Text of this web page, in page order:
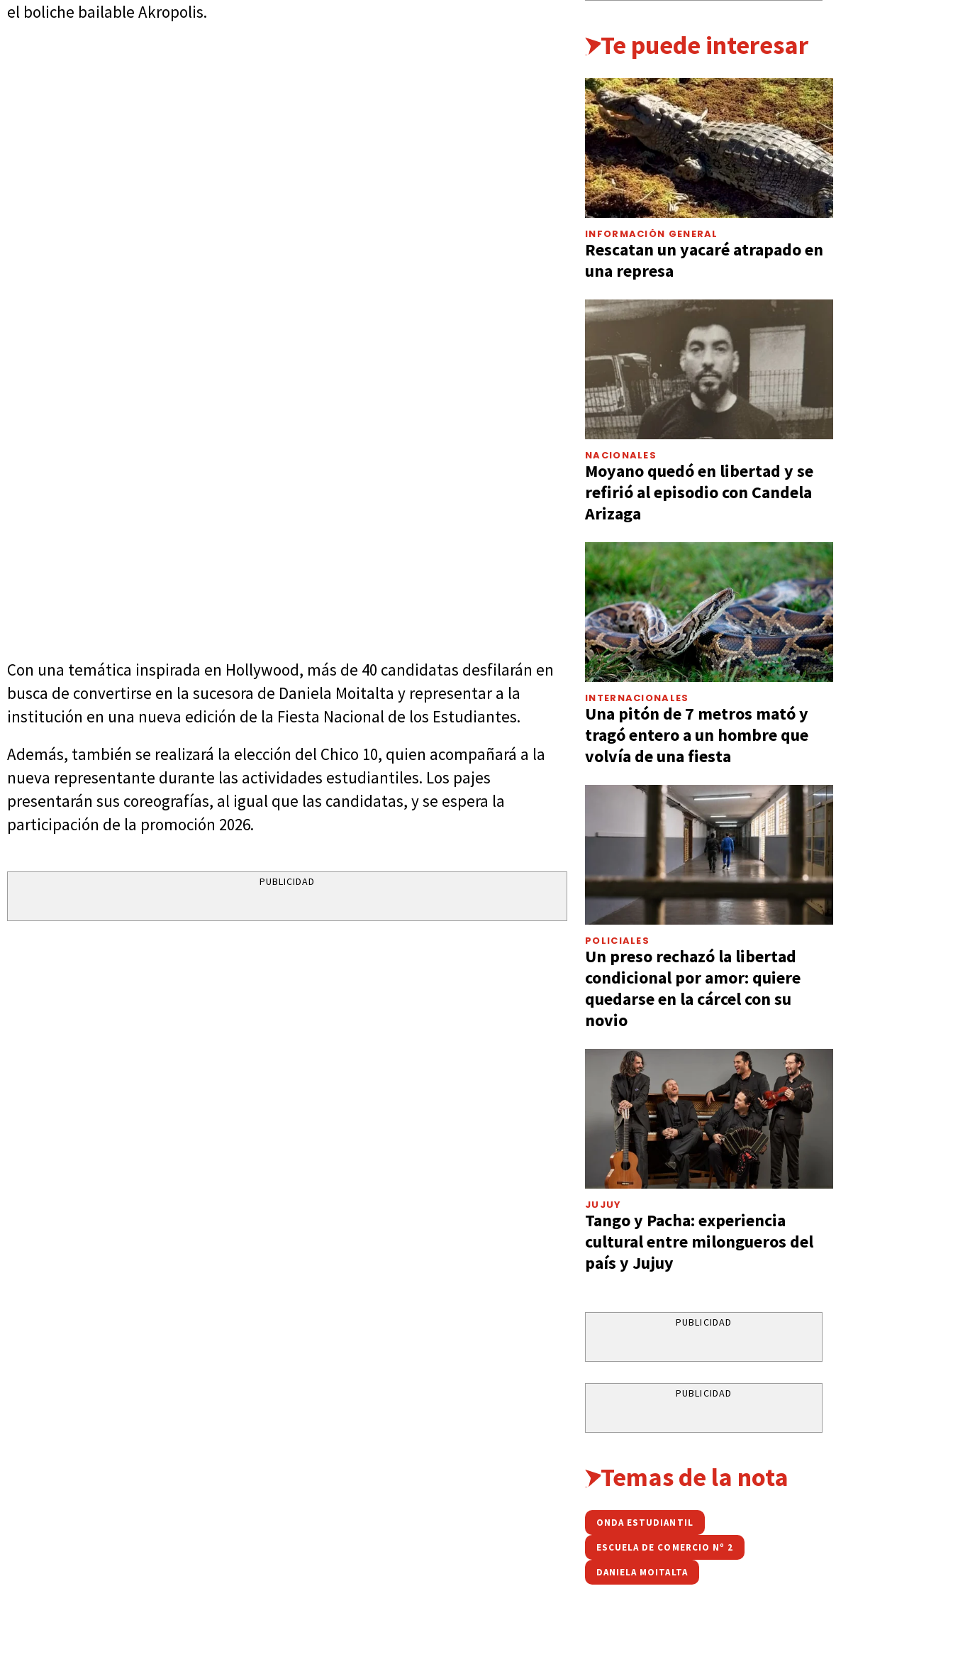
el boliche bailable Akropolis.
Con una temática inspirada en Hollywood, más de 40 candidatas desfilarán en
busca de convertirse en la sucesora de Daniela Moitalta y representar a la
institución en una nueva edición de la Fiesta Nacional de los Estudiantes.
Además, también se realizará la elección del Chico 10, quien acompañará a la
nueva representante durante las actividades estudiantiles. Los pajes
presentarán sus coreografías, al igual que las candidatas, y se espera la
participación de la promoción 2026.
PUBLICIDAD
Te puede interesar
INFORMACIÓN GENERAL
Rescatan un yacaré atrapado en
una represa
NACIONALES
Moyano quedó en libertad y se
refirió al episodio con Candela
Arizaga
INTERNACIONALES
Una pitón de 7 metros mató y
tragó entero a un hombre que
volvía de una fiesta
POLICIALES
Un preso rechazó la libertad
condicional por amor: quiere
quedarse en la cárcel con su
novio
JUJUY
Tango y Pacha: experiencia
cultural entre milongueros del
país y Jujuy
PUBLICIDAD
PUBLICIDAD
Temas de la nota
ONDA ESTUDIANTIL
ESCUELA DE COMERCIO Nº 2
DANIELA MOITALTA